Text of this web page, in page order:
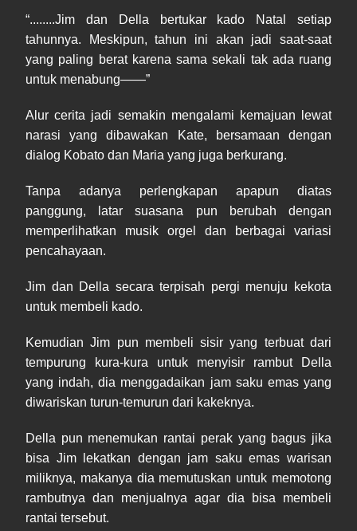
“........Jim dan Della bertukar kado Natal setiap
tahunnya. Meskipun, tahun ini akan jadi saat-saat
yang paling berat karena sama sekali tak ada ruang
untuk menabung——”
Alur cerita jadi semakin mengalami kemajuan lewat
narasi yang dibawakan Kate, bersamaan dengan
dialog Kobato dan Maria yang juga berkurang.
Tanpa adanya perlengkapan apapun diatas
panggung, latar suasana pun berubah dengan
memperlihatkan musik orgel dan berbagai variasi
pencahayaan.
Jim dan Della secara terpisah pergi menuju kekota
untuk membeli kado.
Kemudian Jim pun membeli sisir yang terbuat dari
tempurung kura-kura untuk menyisir rambut Della
yang indah, dia menggadaikan jam saku emas yang
diwariskan turun-temurun dari kakeknya.
Della pun menemukan rantai perak yang bagus jika
bisa Jim lekatkan dengan jam saku emas warisan
miliknya, makanya dia memutuskan untuk memotong
rambutnya dan menjualnya agar dia bisa membeli
rantai tersebut.